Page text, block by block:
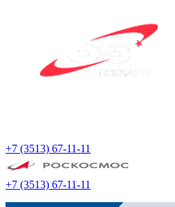
+7 (3513) 67-11-11
+7 (3513) 67-11-11